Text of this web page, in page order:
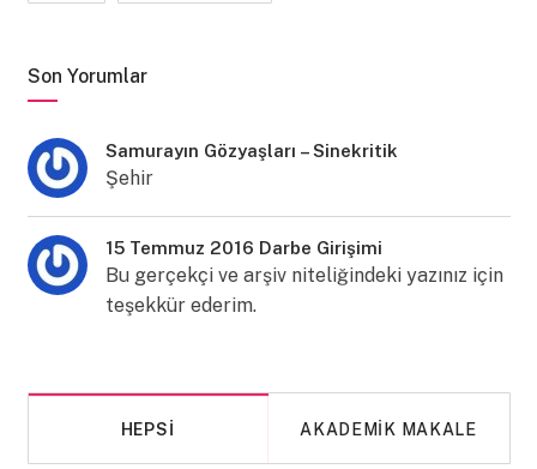
Son Yorumlar
Samurayın Gözyaşları – Sinekritik
Şehir
15 Temmuz 2016 Darbe Girişimi
Bu gerçekçi ve arşiv niteliğindeki yazınız için
teşekkür ederim.
HEPSI AKADEMIK MAKALE